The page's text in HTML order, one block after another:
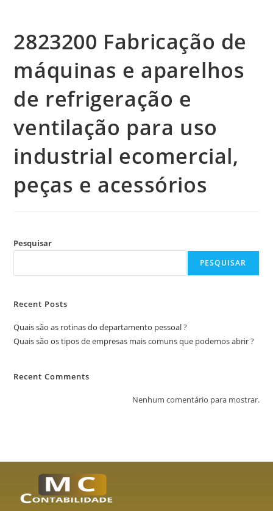
2823200 Fabricação de
máquinas e aparelhos
de refrigeração e
ventilação para uso
industrial ecomercial,
peças e acessórios
Pesquisar
PESQUISAR
Recent Posts
Quais são as rotinas do departamento pessoal ?
Quais são os tipos de empresas mais comuns que podemos abrir ?
Recent Comments
Nenhum comentário para mostrar.